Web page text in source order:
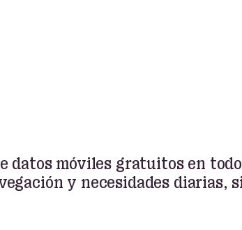
datos móviles gratuitos en
y necesidades diarias,